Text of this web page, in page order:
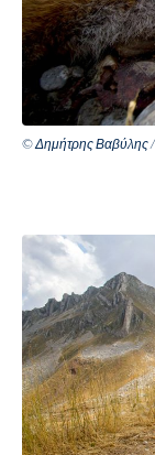
© Δημήτρης Βαβύλης